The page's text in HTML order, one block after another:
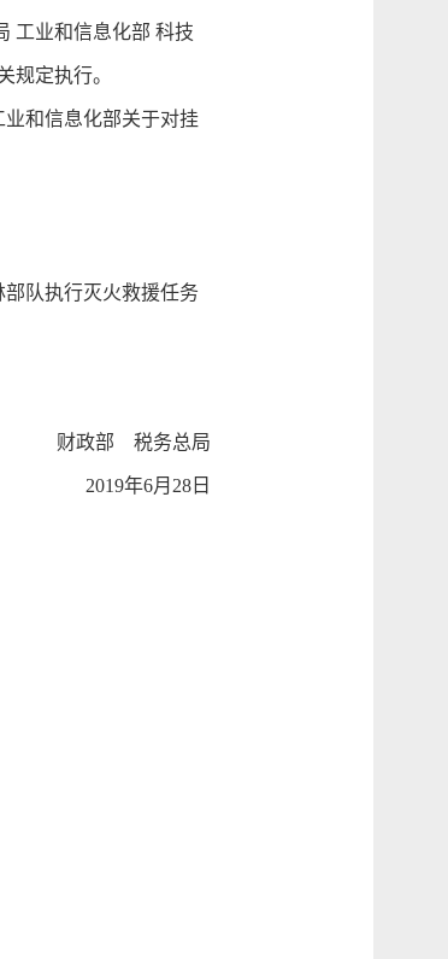
工业和信息化部 科技
规定执行。
和信息化部关于对挂
队执行灭火救援任务
财政部 税务总局
2019年6月28日